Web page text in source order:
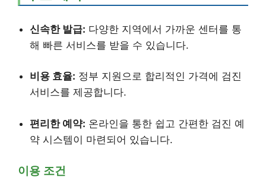
신속한 발급: 다양한 지역에서 가까운 센터를 통
해 빠른 서비스를 받을 수 있습니다.
비용 효율: 정부 지원으로 합리적인 가격에 검진
서비스를 제공합니다.
편리한 예약: 온라인을 통한 쉽고 간편한 검진 예
약 시스템이 마련되어 있습니다.
이용 조건